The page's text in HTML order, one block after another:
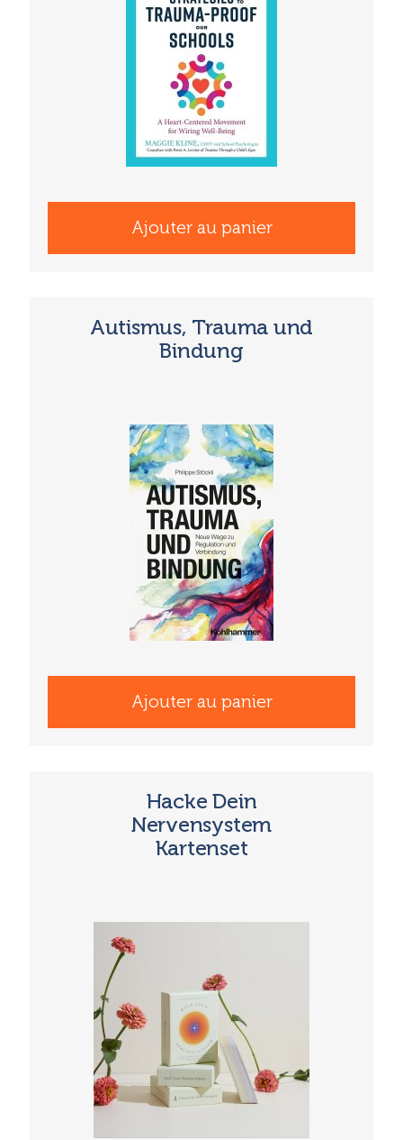
Ajouter au panier
Autismus, Trauma und
Bindung
Ajouter au panier
Hacke Dein
Nervensystem
Kartenset